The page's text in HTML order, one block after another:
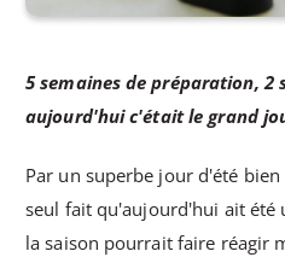
5 semaines de préparation, 2
aujourd'hui c'était le grand
Par un superbe jour d'été
seul fait qu'aujourd'hui ait été
la saison pourrait faire réagir